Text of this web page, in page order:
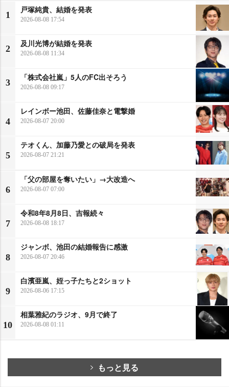
1
戸塚純貴、結婚を発表
2026-08-08 17:54
2
及川光博が結婚を発表
2026-08-08 11:34
3
「株式会社嵐」5人のFC出そろう
2026-08-08 09:17
4
レインボー池田、佐藤佳奈と電撃婚
2026-08-07 20:00
5
テオくん、加藤乃愛との破局を発表
2026-08-07 21:21
6
「父の部屋を奪いたい」→大改造へ
2026-08-07 07:00
7
令和8年8月8日、吉報続々
2026-08-08 18:17
8
ジャンボ、池田の結婚報告に感激
2026-08-07 20:46
9
白濱亜嵐、姪っ子たちと2ショット
2026-08-06 17:15
10
相葉雅紀のラジオ、9月で終了
2026-08-08 01:11
もっと見る